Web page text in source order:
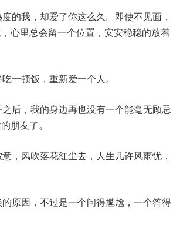
的我，却爱了你这么久。即使不见面，
心里总会留一个位置，安安稳稳的放着
一顿饭，重新爱一个人。
后，我的身边再也没有一个能毫无顾忌
朋友了。
，风吹落花红尘去，人生几许风雨忧，
原因，不过是一个问得尴尬，一个答得